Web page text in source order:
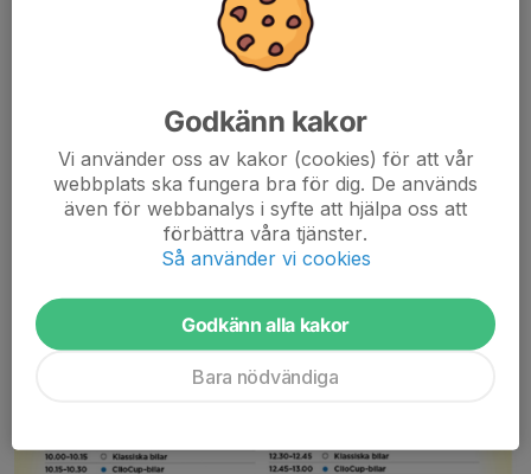
Glöm inte Sportvagnsdagen på
Godkänn kakor
Vi använder oss av kakor (cookies) för att vår
webbplats ska fungera bra för dig. De används
även för webbanalys i syfte att hjälpa oss att
förbättra våra tjänster.
Så använder vi cookies
Godkänn alla kakor
Bara nödvändiga